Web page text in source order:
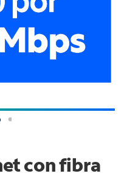
con fibra